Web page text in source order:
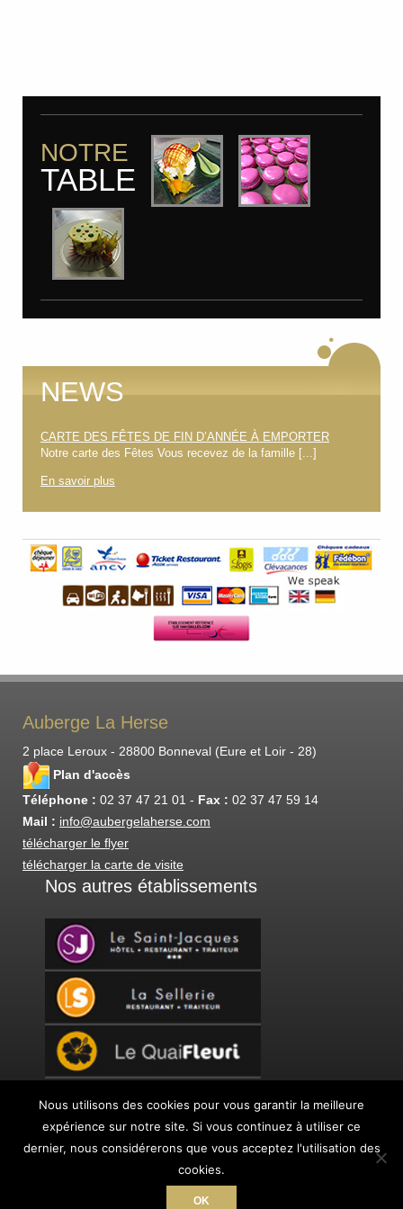
NOTRE
TABLE
NEWS
CARTE DES FÊTES DE FIN D’ANNÉE À EMPORTER
Notre carte des Fêtes Vous recevez de la famille [...]
En savoir plus
Auberge La Herse
2 place Leroux - 28800 Bonneval (Eure et Loir - 28)
Plan d'accès
Téléphone : 02 37 47 21 01 - Fax : 02 37 47 59 14
Mail : info@aubergelaherse.com
télécharger le flyer
télécharger la carte de visite
Nos autres établissements
© Auberge La Herse 2015 - 2026
Agence web Chartres
Inscription newsletter
Plan du site
Nous utilisons des cookies pour vous garantir la meilleure
expérience sur notre site. Si vous continuez à utiliser ce
dernier, nous considérerons que vous acceptez l'utilisation des
cookies.
OK